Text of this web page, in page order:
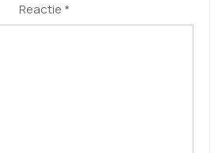
Reactie *